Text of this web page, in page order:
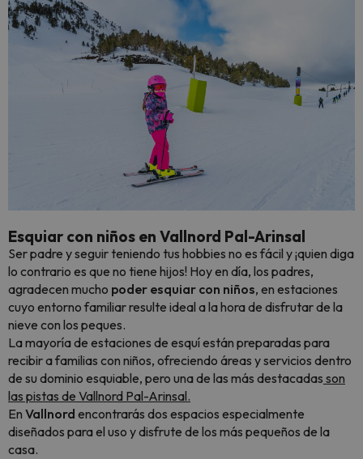
Esquiar con niños en Vallnord Pal-Arinsal
Ser padre y seguir teniendo tus hobbies no es fácil y ¡quien diga
lo contrario es que no tiene hijos! Hoy en día, los padres,
agradecen mucho poder esquiar con niños, en estaciones
cuyo entorno familiar resulte ideal a la hora de disfrutar de la
nieve con los peques.
La mayoría de estaciones de esquí están preparadas para
recibir a familias con niños, ofreciendo áreas y servicios dentro
de su dominio esquiable, pero una de las más destacadas son
las pistas de Vallnord Pal-Arinsal.
En Vallnord encontrarás dos espacios especialmente
diseñados para el uso y disfrute de los más pequeños de la
casa.